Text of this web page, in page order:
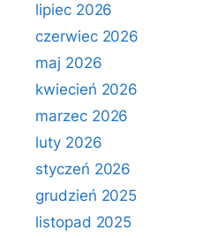
lipiec 2026
czerwiec 2026
maj 2026
kwiecień 2026
marzec 2026
luty 2026
styczeń 2026
grudzień 2025
listopad 2025